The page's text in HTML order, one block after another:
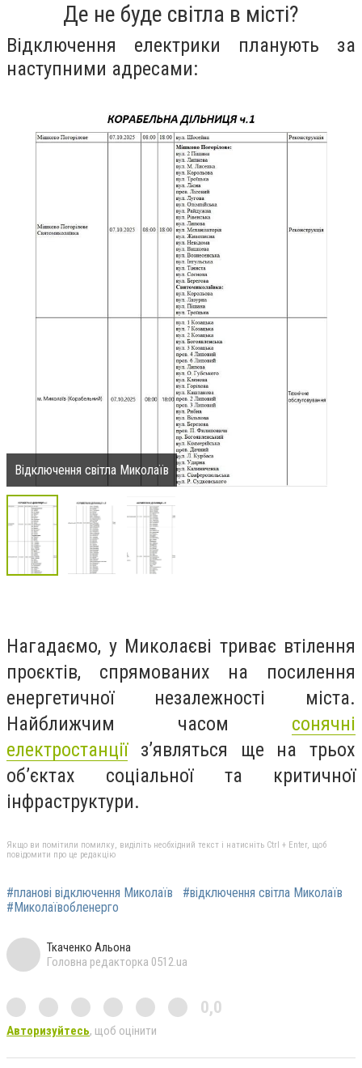
Де не буде світла в місті?
Відключення електрики планують за
наступними адресами:
Відключення світла Миколаїв
Нагадаємо, у Миколаєві триває втілення
проєктів, спрямованих на посилення
енергетичної незалежності міста.
Найближчим часом сонячні
електростанціїз’являться ще на трьох
об’єктах соціальної та критичної
інфраструктури.
Якщо ви помітили помилку, виділіть необхідний текст і натисніть Ctrl + Enter, щоб
повідомити про це редакцію
#планові відключення Миколаїв
#відключення світла Миколаїв
#Миколаївобленерго
Ткаченко Альона
Головна редакторка 0512.ua
0,0
Авторизуйтесь, щоб оцінити